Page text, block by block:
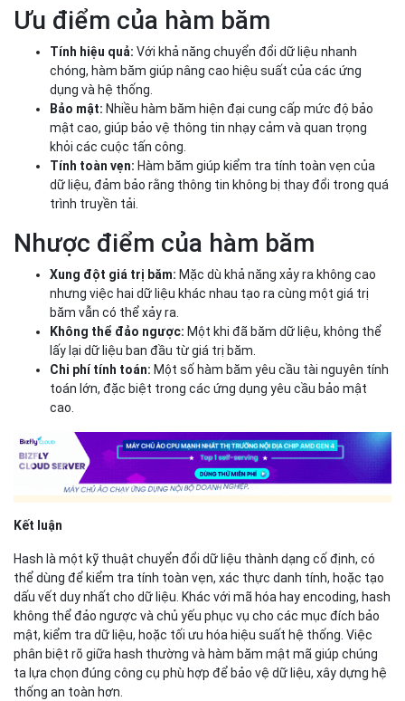
Ưu điểm của hàm băm
Tính hiệu quả: Với khả năng chuyển đổi dữ liệu nhanh
chóng, hàm băm giúp nâng cao hiệu suất của các ứng
dụng và hệ thống.
Bảo mật: Nhiều hàm băm hiện đại cung cấp mức độ bảo
mật cao, giúp bảo vệ thông tin nhạy cảm và quan trọng
khỏi các cuộc tấn công.
Tính toàn vẹn: Hàm băm giúp kiểm tra tính toàn vẹn của
dữ liệu, đảm bảo rằng thông tin không bị thay đổi trong quá
trình truyền tải.
Nhược điểm của hàm băm
Xung đột giá trị băm: Mặc dù khả năng xảy ra không cao
nhưng việc hai dữ liệu khác nhau tạo ra cùng một giá trị
băm vẫn có thể xảy ra.
Không thể đảo ngược: Một khi đã băm dữ liệu, không thể
lấy lại dữ liệu ban đầu từ giá trị băm.
Chi phí tính toán: Một số hàm băm yêu cầu tài nguyên tính
toán lớn, đặc biệt trong các ứng dụng yêu cầu bảo mật
cao.
Kết luận
Hash là một kỹ thuật chuyển đổi dữ liệu thành dạng cố định, có
thể dùng để kiểm tra tính toàn vẹn, xác thực danh tính, hoặc tạo
dấu vết duy nhất cho dữ liệu. Khác với mã hóa hay encoding, hash
không thể đảo ngược và chủ yếu phục vụ cho các mục đích bảo
mật, kiểm tra dữ liệu, hoặc tối ưu hóa hiệu suất hệ thống. Việc
phân biệt rõ giữa hash thường và hàm băm mật mã giúp chúng
ta lựa chọn đúng công cụ phù hợp để bảo vệ dữ liệu, xây dựng hệ
thống an toàn hơn.